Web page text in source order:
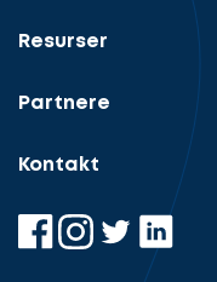
Resurser
Partnere
Kontakt